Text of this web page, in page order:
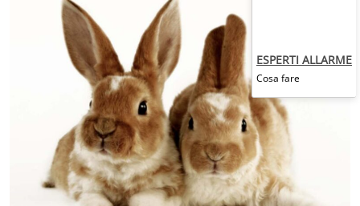
ESPERTI ALLARME
Cosa fare